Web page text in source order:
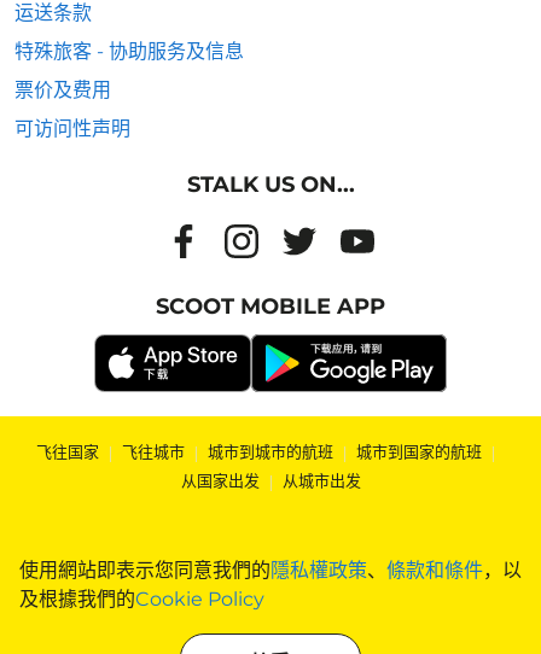
使用網站即表示您同意我們的隱私權政策、 條款和條件，以
及根據我們的Cookie Policy
运送条款
特殊旅客 - 协助服务及信息
票价及费用
可访问性声明
STALK US ON...
SCOOT MOBILE APP
飞往国家 | 飞往城市 | 城市到城市的航班 | 城市到国家的航班 |
从国家出发 | 从城市出发